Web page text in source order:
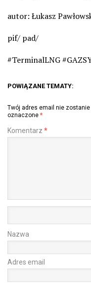
autor: Łukasz
pif/ pad/
#TerminalLNG
POWIĄZANE TEMATY:
Twój adres email nie zostanie
oznaczone *
Komentarz *
Nazwa
Adres email